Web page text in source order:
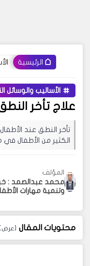
الرئيسية
الأساليب والوسائل
علاج تأخر
تأخر النطق عند
الكثير من الأطفال
المؤلف
محمد عبدالصمد :
وتنمية مهارات
محتويات المقال